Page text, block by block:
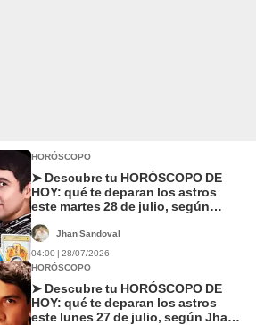
HORÓSCOPO
➤ Descubre tu HORÓSCOPO DE
HOY: qué te deparan los astros
este martes 28 de julio, según
Jhan Sandoval
04:00 | 28/07/2026
HORÓSCOPO
➤ Descubre tu HORÓSCOPO DE
HOY: qué te deparan los astros
este lunes 27 de julio, según Jhan